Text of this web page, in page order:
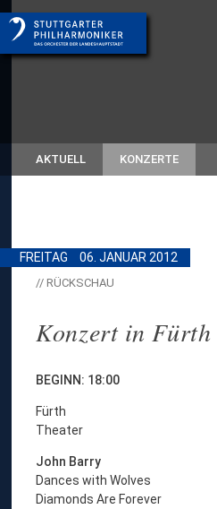
AKTUELL KONZERTE
FREITAG 06. JANUAR 2012
// RÜCKSCHAU
Konzert in Fürth
BEGINN: 18:00
Fürth
Theater
John Barry
Dances with Wolves
Diamonds Are Forever